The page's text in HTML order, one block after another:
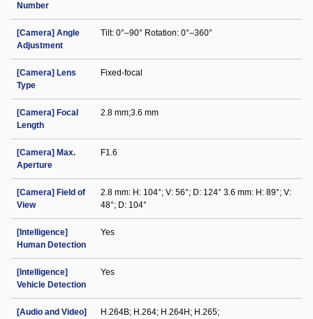
Number
[Camera] Angle
Adjustment
Tilt: 0°–90° Rotation: 0°–360°
[Camera] Lens
Type
Fixed-focal
[Camera] Focal
Length
2.8 mm;3.6 mm
[Camera] Max.
Aperture
F1.6
[Camera] Field of
View
2.8 mm: H: 104°; V: 56°; D: 124° 3.6 mm: H: 89°; V:
48°; D: 104°
[Intelligence]
Human Detection
Yes
[Intelligence]
Vehicle Detection
Yes
[Audio and Video]
H.264B; H.264; H.264H; H.265;